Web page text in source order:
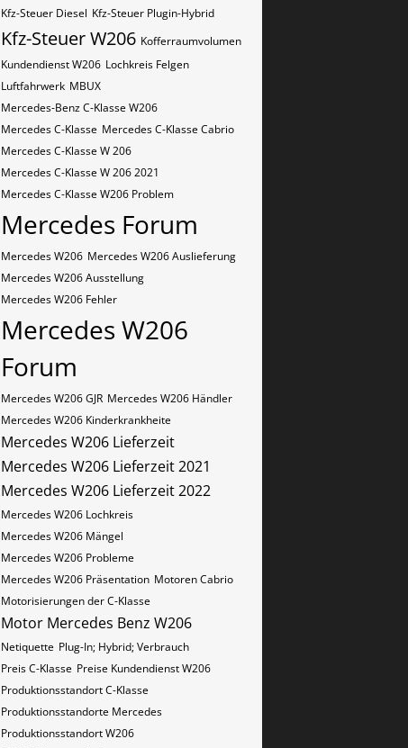
Kfz-Steuer Diesel Kfz-Steuer Plugin-Hybrid
Kfz-Steuer W206 Kofferraumvolumen
Kundendienst W206 Lochkreis Felgen
Luftfahrwerk MBUX
Mercedes-Benz C-Klasse W206
Mercedes C-Klasse Mercedes C-Klasse Cabrio
Mercedes C-Klasse W 206
Mercedes C-Klasse W 206 2021
Mercedes C-Klasse W206 Problem
Mercedes Forum
Mercedes W206 Mercedes W206 Auslieferung
Mercedes W206 Ausstellung
Mercedes W206 Fehler
Mercedes W206
Forum
Mercedes W206 GJR Mercedes W206 Händler
Mercedes W206 Kinderkrankheite
Mercedes W206 Lieferzeit
Mercedes W206 Lieferzeit 2021
Mercedes W206 Lieferzeit 2022
Mercedes W206 Lochkreis
Mercedes W206 Mängel
Mercedes W206 Probleme
Mercedes W206 Präsentation Motoren Cabrio
Motorisierungen der C-Klasse
Motor Mercedes Benz W206
Netiquette Plug-In; Hybrid; Verbrauch
Preis C-Klasse Preise Kundendienst W206
Produktionsstandort C-Klasse
Produktionsstandorte Mercedes
Produktionsstandort W206